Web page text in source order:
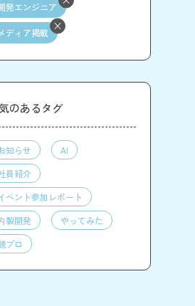
発エンジニア
メディア掲載
のあるタグ
知らせ
AI
員紹介
ベント参加レポート
製開発
やってみた
プロ